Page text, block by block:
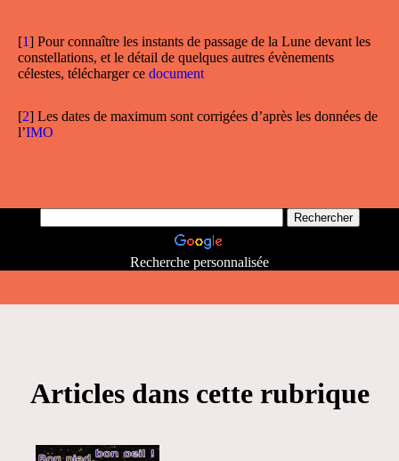
[1] Pour connaître les instants de passage de la Lune devant les
constellations, et le détail de quelques autres évènements
célestes, télécharger ce document
[2] Les dates de maximum sont corrigées d’après les données de
l’IMO
Recherche personnalisée
Articles dans cette rubrique